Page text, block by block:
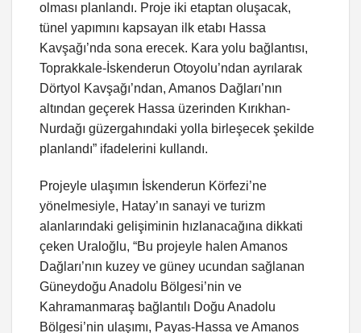
olması planlandı. Proje iki etaptan oluşacak,
tünel yapımını kapsayan ilk etabı Hassa
Kavşağı’nda sona erecek. Kara yolu bağlantısı,
Toprakkale-İskenderun Otoyolu’ndan ayrılarak
Dörtyol Kavşağı’ndan, Amanos Dağları’nın
altından geçerek Hassa üzerinden Kırıkhan-
Nurdağı güzergahındaki yolla birleşecek şekilde
planlandı” ifadelerini kullandı.
Projeyle ulaşımın İskenderun Körfezi’ne
yönelmesiyle, Hatay’ın sanayi ve turizm
alanlarındaki gelişiminin hızlanacağına dikkati
çeken Uraloğlu, “Bu projeyle halen Amanos
Dağları’nın kuzey ve güney ucundan sağlanan
Güneydoğu Anadolu Bölgesi’nin ve
Kahramanmaraş bağlantılı Doğu Anadolu
Bölgesi’nin ulaşımı, Payas-Hassa ve Amanos